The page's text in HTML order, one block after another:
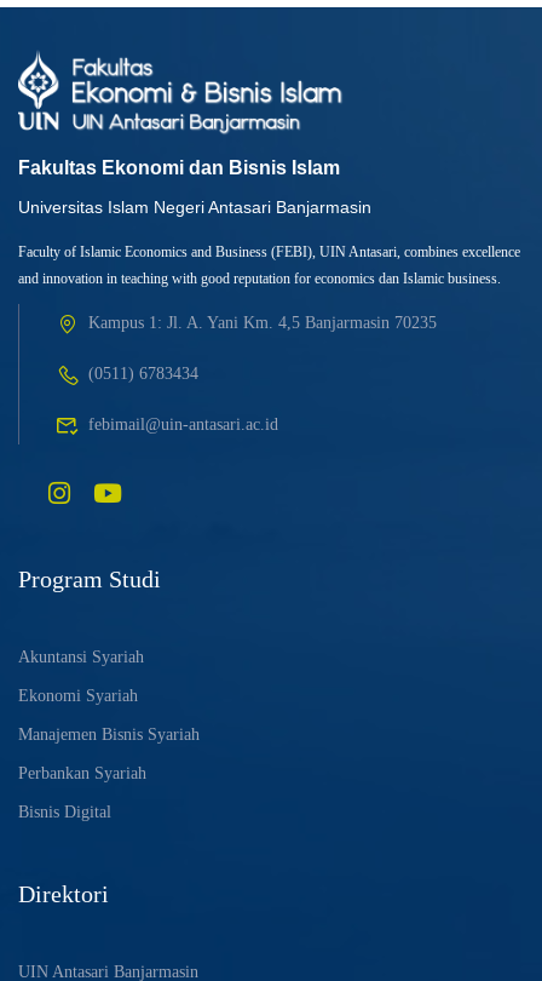
Fakultas Ekonomi dan Bisnis Islam
Universitas Islam Negeri Antasari Banjarmasin
Faculty of Islamic Economics and Business (FEBI), UIN Antasari, combines excellence
and innovation in teaching with good reputation for economics dan Islamic business.
Kampus 1: Jl. A. Yani Km. 4,5 Banjarmasin 70235
(0511) 6783434
febimail@uin-antasari.ac.id
Program Studi
Akuntansi Syariah
Ekonomi Syariah
Manajemen Bisnis Syariah
Perbankan Syariah
Bisnis Digital
Direktori
UIN Antasari Banjarmasin